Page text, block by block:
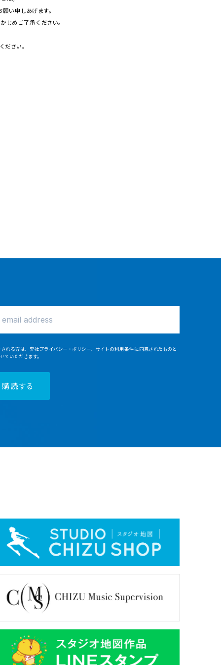
願い申 しあげます。
じめご了承 ください。
ださい。
される方は、 弊社プライバシー・ポリシー、 サイトの利用条件に同意されたものと
ていただきます。
購読する